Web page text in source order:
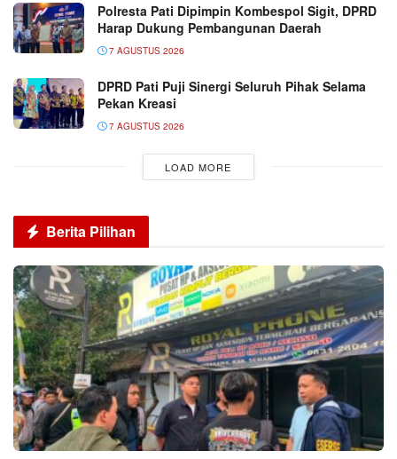
Polresta Pati Dipimpin Kombespol Sigit, DPRD
Harap Dukung Pembangunan Daerah
7 AGUSTUS 2026
DPRD Pati Puji Sinergi Seluruh Pihak Selama
Pekan Kreasi
7 AGUSTUS 2026
LOAD MORE
Berita Pilihan